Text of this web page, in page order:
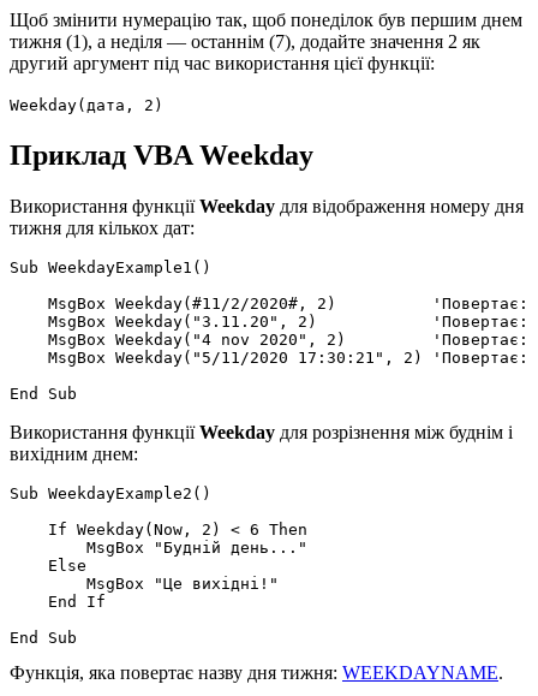
Щоб змінити нумерацію так, щоб понеділок був першим днем
тижня (1), а неділя — останнім (7), додайте значення 2 як
другий аргумент під час використання цієї функції:
Weekday(дата, 2)
Приклад VBA Weekday
Використання функціїWeekday для відображення номеру дня
тижня для кількох дат:
Sub WeekdayExample1()
MsgBox Weekday(#11/2/2020#, 2)          'Повертає:
MsgBox Weekday("3.11.20", 2)            'Повертає:
MsgBox Weekday("4 nov 2020", 2)         'Повертає:
MsgBox Weekday("5/11/2020 17:30:21", 2) 'Повертає:
Використання функціїWeekday для розрізнення між буднім і
вихідним днем:
Sub WeekdayExample2()
    If Weekday(Now, 2) < 6 Then
        MsgBox "Будній день..."
    Else
        MsgBox "Це вихідні!"
    End If
Функція, яка повертає назву дня тижня: WEEKDAYNAME.